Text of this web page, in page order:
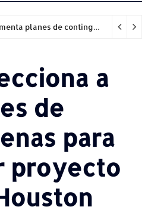
Sector industrial implementa planes de contingencia ante racionamiento de agua y hace un llamado a la eficiencia infraestructural
a
de
para
proyecto